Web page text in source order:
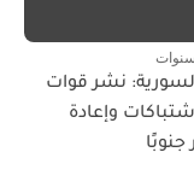
نشر قوات
وإعادة
جنوبًا